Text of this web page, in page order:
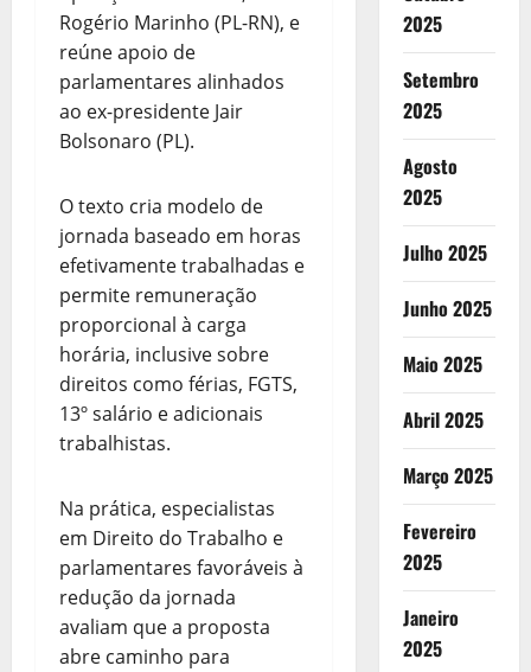
Rogério Marinho (PL-RN), e
reúne apoio de
parlamentares alinhados
ao ex-presidente Jair
Bolsonaro (PL).
O texto cria modelo de
jornada baseado em horas
efetivamente trabalhadas e
permite remuneração
proporcional à carga
horária, inclusive sobre
direitos como férias, FGTS,
13º salário e adicionais
trabalhistas.
Na prática, especialistas
em Direito do Trabalho e
parlamentares favoráveis à
redução da jornada
avaliam que a proposta
abre caminho para
2025
Setembro
2025
Agosto
2025
Julho 2025
Junho 2025
Maio 2025
Abril 2025
Março 2025
Fevereiro
2025
Janeiro
2025